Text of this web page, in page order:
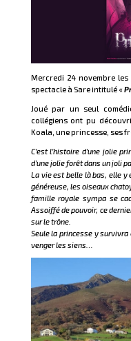
Mercredi 24 novembre les
spectacle à Sare intitulé «
Joué par un seul
collégiens ont pu
Koala, une princesse, ses
C’est l’histoire d’une jolie
d’une jolie forêt dans un joli
La vie est belle là bas, elle
généreuse, les oiseaux
famille royale sympa se
Assoiffé de pouvoir, ce
sur le trône.
Seule la princesse y survivra
venger les siens…